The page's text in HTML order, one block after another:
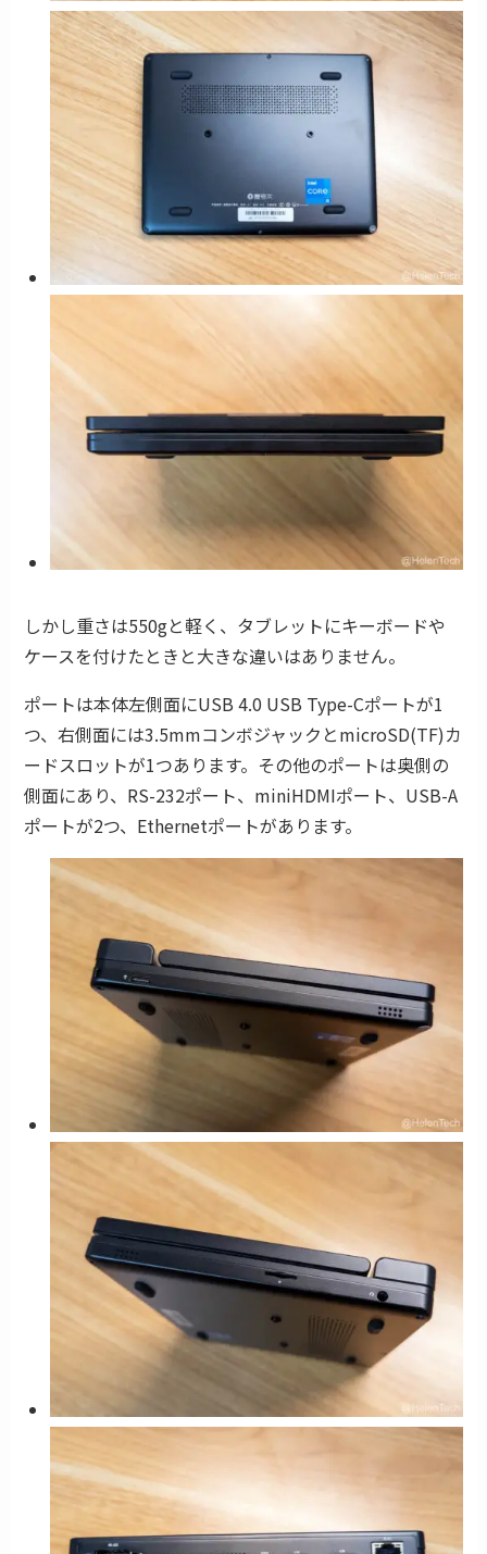
しかし重さは550gと軽く、タブレットにキーボードや
ケースを付けたときと大きな違いはありません。
ポートは本体左側面にUSB 4.0 USB Type-Cポートが1
つ、右側面には3.5mmコンボジャックとmicroSD(TF)カ
ードスロットが1つあります。その他のポートは奥側の
側面にあり、RS-232ポート、miniHDMIポート、USB-A
ポートが2つ、Ethernetポートがあります。